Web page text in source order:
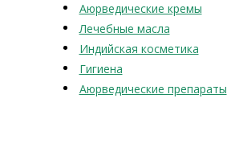
Аюрведические кремы
Лечебные масла
Индийская косметика
Гигиена
Аюрведические препараты